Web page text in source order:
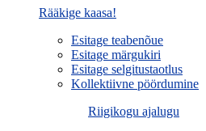
Rääkige kaasa!
Esitage teabenõue
Esitage märgukiri
Esitage selgitustaotlus
Kollektiivne pöördumine
Riigikogu ajalugu